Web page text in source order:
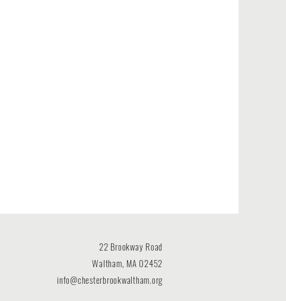
22 Brookway Road
Waltham, MA 02452
info@chesterbrookwaltham.org